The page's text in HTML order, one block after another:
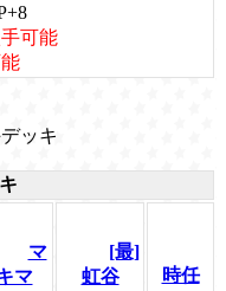
可能
ッキ
マ
マ
[最]
虹谷
時任